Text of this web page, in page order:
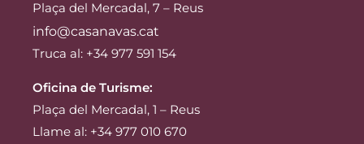
Plaça del Mercadal, 7 – Reus
info@casanavas.cat
Truca al: +34 977 591 154
Oficina de Turisme:
Plaça del Mercadal, 1 – Reus
Llame al: +34 977 010 670